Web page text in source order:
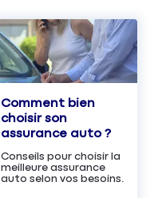
Comment bien
choisir son
assurance auto ?
Conseils pour choisir la
meilleure assurance
auto selon vos besoins.